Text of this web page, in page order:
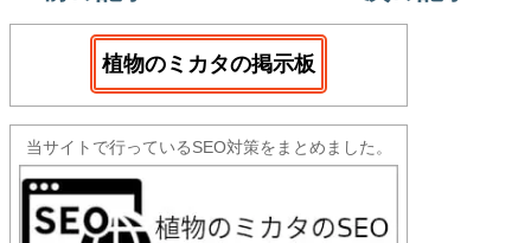
植物のミカタの掲示板
当サイトで行っているSEO対策をまとめました。